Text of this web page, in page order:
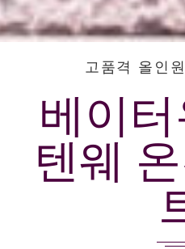
베이
텐웨
고품격 올인